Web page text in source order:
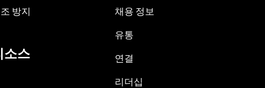
방지
소스
채용 정보
유통
연결
리더십